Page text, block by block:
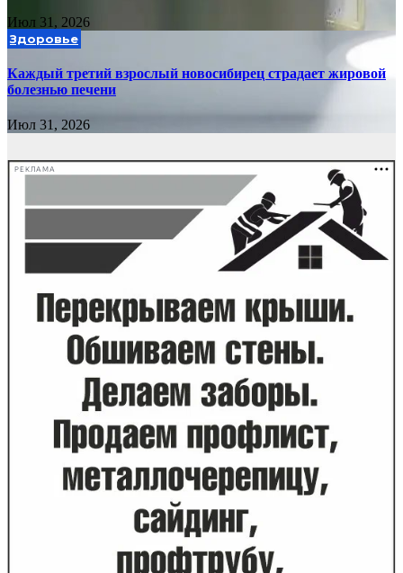
Июл 31, 2026
Здоровье
Каждый третий взрослый новосибирец страдает жировой
болезнью печени
Июл 31, 2026
РЕКЛАМА